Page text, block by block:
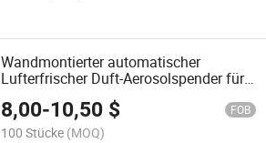
Wandmontierter automatischer
Lufterfrischer Duft-Aerosolspender für
das Badezimmer mit Fernbedienung
8,00-10,50 $ FOB
100 Stücke (MOQ)